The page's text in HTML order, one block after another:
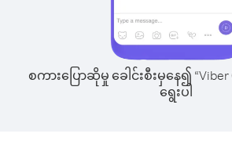
စကားပြောဆိုမှု ခေါင်းစီးမှနေ၍ “Viber
ရွေးပါ